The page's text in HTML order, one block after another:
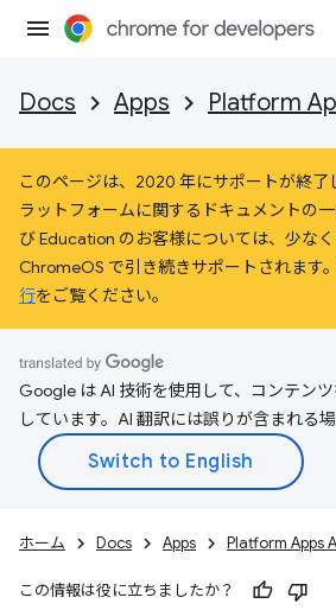
Docs Apps Platform
このページは、2020 年にサポートが終了
ラットフォームに関するドキュメントの
び Education のお客様については、少な
ChromeOS で引き続きサポートされます
行をご覧ください。
Google は AI 技術を使用して、コンテン
しています。AI 翻訳には誤りが含まれる場
ホーム Docs Apps Platform Apps
この情報は役に立ちましたか？